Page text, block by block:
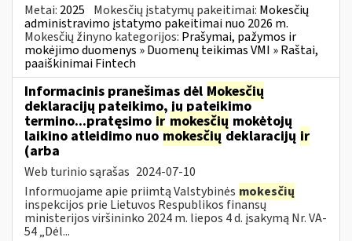
Metai: 2025 Mokesčių įstatymų pakeitimai: Mokesčių
administravimo įstatymo pakeitimai nuo 2026 m.
Mokesčių žinyno kategorijos: Prašymai, pažymos ir
mokėjimo duomenys » Duomenų teikimas VMI » Raštai,
paaiškinimai Fintech
Informacinis pranešimas dėl Mokesčių
deklaracijų pateikimo, jų pateikimo
termino...pratęsimo ir mokesčių mokėtojų
laikino atleidimo nuomokesčiųdeklaracijų ir
(arba
Web turinio sąrašas 2024-07-10
Informuojame apie priimtą Valstybinės mokesčių
inspekcijos prie Lietuvos Respublikos finansų
ministerijos viršininko 2024 m. liepos 4 d. įsakymą Nr. VA-
54 „Dėl...